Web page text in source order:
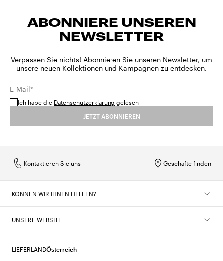
ABONNIERE UNSEREN
NEWSLETTER
Verpassen Sie nichts! Abonnieren Sie unseren Newsletter, um
unsere neuen Kollektionen und Kampagnen zu entdecken.
E-Mail*
Ich habe die Datenschutzerklärung gelesen
JETZT ABONNIEREN
Geschäfte finden
Kontaktieren Sie uns
KÖNNEN WIR IHNEN HELFEN?
UNSERE WEBSITE
LIEFERLANDÖsterreich